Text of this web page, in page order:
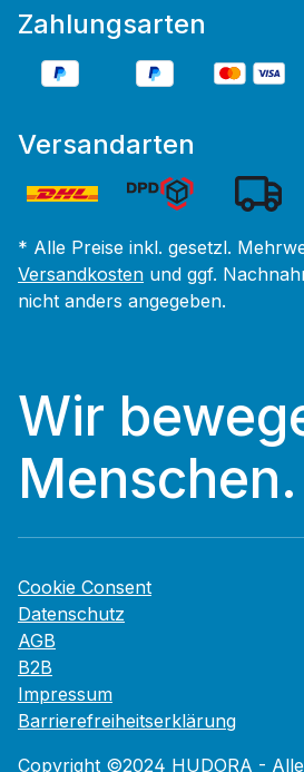
Zahlungsarten
Versandarten
* Alle Preise inkl. gesetzl.
Versandkosten und ggf.
nicht anders angegeben.
Wir
Menschen.
Cookie Consent
Datenschutz
AGB
B2B
Impressum
Barrierefreiheitserklärung
Copyright ©2024 HUDORA -